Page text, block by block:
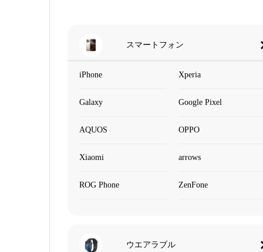
スマートフォン
iPhone Xperia
Galaxy Google Pixel
AQUOS OPPO
Xiaomi arrows
ROG Phone ZenFone
ウエアラブル